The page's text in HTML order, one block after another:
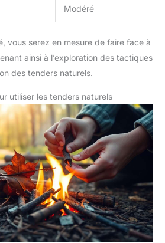
Modéré
vous serez en mesure de faire face à
ainsi à l’exploration des tactiques
des tenders naturels.
utiliser les tenders naturels